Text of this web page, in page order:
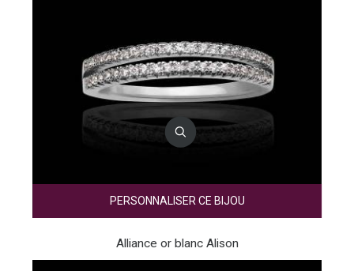
PERSONNALISER CE BIJOU
Alliance or blanc Alison